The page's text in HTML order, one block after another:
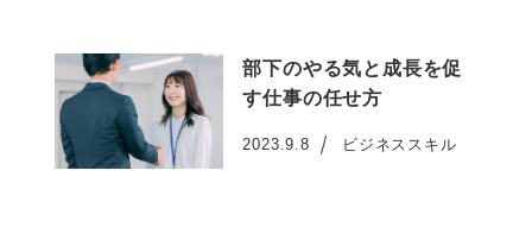
部下のやる気と成長を促
す仕事の任せ方
投稿日
2023.9.8 ビジネススキル